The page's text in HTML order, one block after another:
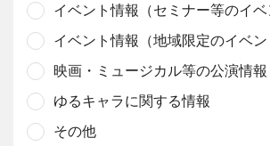
イベント情報（セミナー等のイベ
イベント情報（地域限定のイベン
映画・ミュージカル等の公演情報
ゆるキャラに関する情報
その他